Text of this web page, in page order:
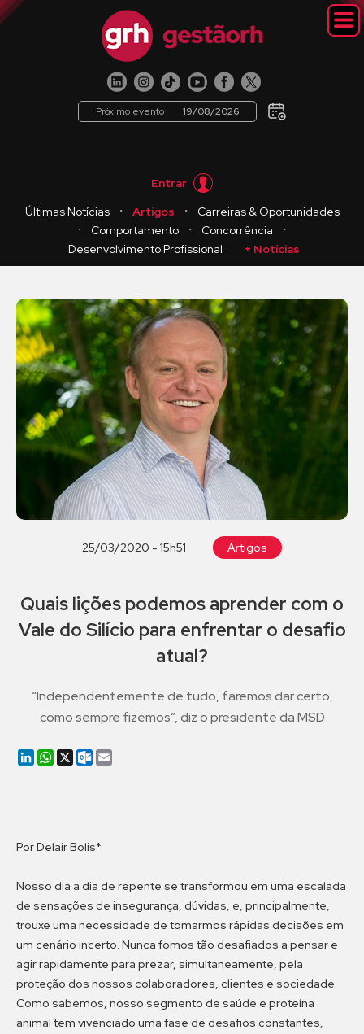
Próximo evento 19/08/2026
Entrar
Últimas Notícias
・ Artigos ・
Carreiras & Oportunidades
・
Comportamento ・ Concorrência
・
Desenvolvimento Profissional
+ Notícias
25/03/2020 - 15h51 Artigos
Quais lições podemos aprender com o
Vale do Silício para enfrentar o desafio
atual?
“Independentemente de tudo, faremos dar certo,
como sempre fizemos”, diz o presidente da MSD
LinkedIn
WhatsApp
X Outlook.com
Por Delair Bolis*
Nosso dia a dia de repente se transformou em uma escalada
de sensações de insegurança, dúvidas, e, principalmente,
trouxe uma necessidade de tomarmos rápidas decisões em
um cenário incerto. Nunca fomos tão desafiados a pensar e
agir rapidamente para prezar, simultaneamente, pela
proteção dos nossos colaboradores, clientes e sociedade.
Como sabemos, nosso segmento de saúde e proteína
animal tem vivenciado uma fase de desafios constantes,